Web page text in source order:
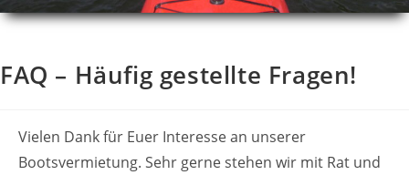
FAQ – Häufig gestellte Fragen!
Vielen Dank für Euer Interesse an unserer
Bootsvermietung. Sehr gerne stehen wir mit Rat und